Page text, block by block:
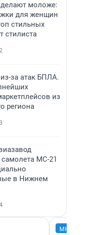
моложе:
для женщин
стильных
стилиста
за атак БПЛА.
из
региона
самолета МС-21
в Нижнем